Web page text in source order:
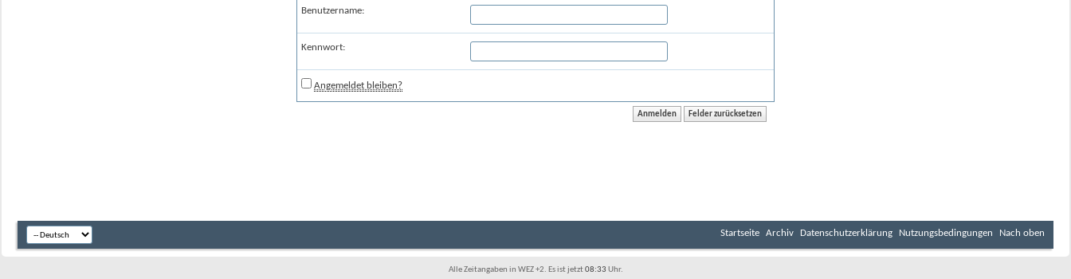
Benutzername:
Kennwort:
Angemeldet bleiben?
Startseite Archiv Datenschutzerklärung Nutzungsbedingungen Nach oben
Alle Zeitangaben in WEZ +2. Es ist jetzt08:33 Uhr.